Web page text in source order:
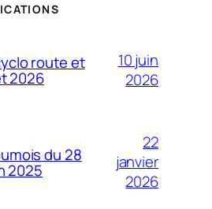
route et
2026
10 juin
2026
du 28
2025
22
janvier
2026